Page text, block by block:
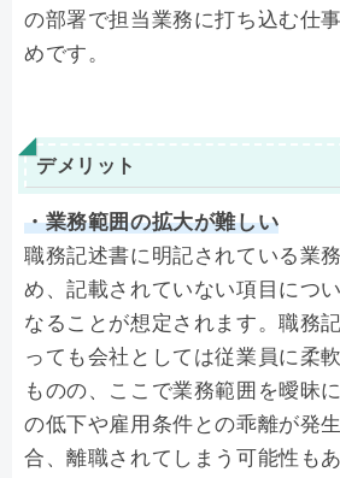
の部署で担当業務に打ち込む仕
めです。
デメリット
・業務範囲の拡大が難しい
職務記述書に明記されている業
め、記載されていない項目につ
なることが想定されます。職務
っても会社としては従業員に柔
ものの、ここで業務範囲を曖昧
の低下や雇用条件との乖離が発
合、離職されてしまう可能性も